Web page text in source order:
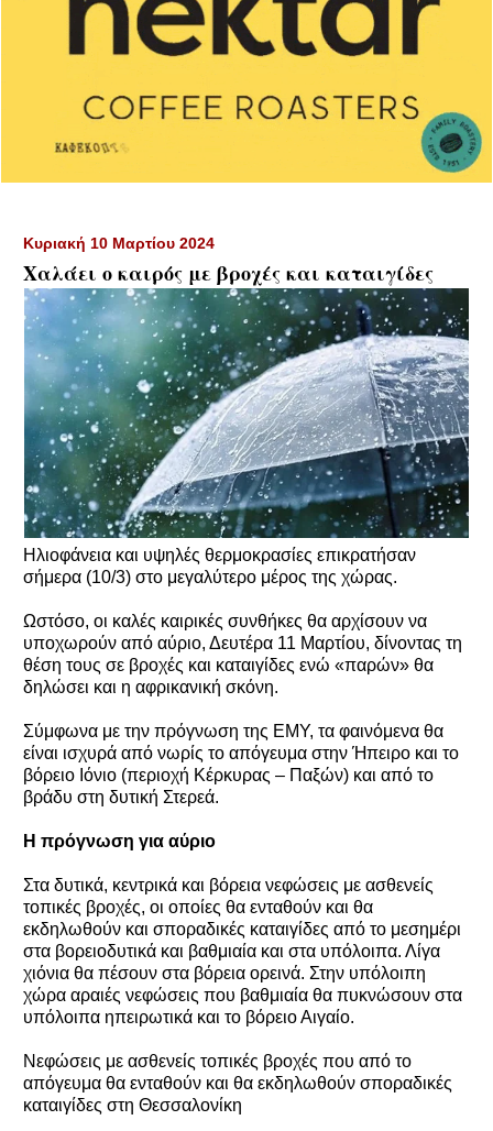
Κυριακή 10 Μαρτίου 2024
Χαλάει ο καιρός με βροχές και καταιγίδες
Ηλιοφάνεια και υψηλές θερμοκρασίες επικρατήσαν
σήμερα (10/3) στο μεγαλύτερο μέρος της χώρας.
Ωστόσο, οι καλές καιρικές συνθήκες θα αρχίσουν να
υποχωρούν από αύριο, Δευτέρα 11 Μαρτίου, δίνοντας τη
θέση τους σε βροχές και καταιγίδες ενώ «παρών» θα
δηλώσει και η αφρικανική σκόνη.
Σύμφωνα με την πρόγνωση της ΕΜΥ, τα φαινόμενα θα
είναι ισχυρά από νωρίς το απόγευμα στην Ήπειρο και το
βόρειο Ιόνιο (περιοχή Κέρκυρας – Παξών) και από το
βράδυ στη δυτική Στερεά.
Η πρόγνωση για αύριο
Στα δυτικά, κεντρικά και βόρεια νεφώσεις με ασθενείς
τοπικές βροχές, οι οποίες θα ενταθούν και θα
εκδηλωθούν και σποραδικές καταιγίδες από το μεσημέρι
στα βορειοδυτικά και βαθμιαία και στα υπόλοιπα. Λίγα
χιόνια θα πέσουν στα βόρεια ορεινά. Στην υπόλοιπη
χώρα αραιές νεφώσεις που βαθμιαία θα πυκνώσουν στα
υπόλοιπα ηπειρωτικά και το βόρειο Αιγαίο.
Νεφώσεις με ασθενείς τοπικές βροχές που από το
απόγευμα θα ενταθούν και θα εκδηλωθούν σποραδικές
καταιγίδες στη Θεσσαλονίκη